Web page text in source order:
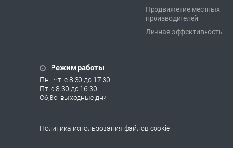
Продвижение местных
производителей
Личная эффективность
Режим работы
Пн - Чт: с 8:30 до 17:30
Пт: с 8:30 до 16:30
Сб,Вс: выходные дни
Политика использования файлов cookie